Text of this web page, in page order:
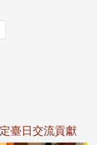
臺日交流貢獻